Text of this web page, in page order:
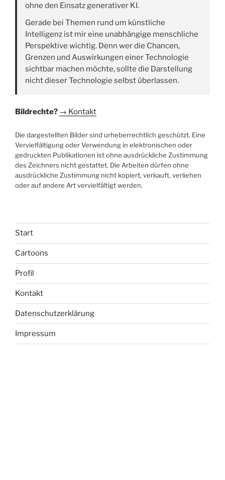
ohne den Einsatz generativer KI.
Gerade bei Themen rund um künstliche
Intelligenz ist mir eine unabhängige menschliche
Perspektive wichtig. Denn wer die Chancen,
Grenzen und Auswirkungen einer Technologie
sichtbar machen möchte, sollte die Darstellung
nicht dieser Technologie selbst überlassen.
Bildrechte? → Kontakt
Die dargestellten Bilder sind urheberrechtlich geschützt. Eine
Vervielfältigung oder Verwendung in elektronischen oder
gedruckten Publikationen ist ohne ausdrückliche Zustimmung
des Zeichners nicht gestattet. Die Arbeiten dürfen ohne
ausdrückliche Zustimmung nicht kopiert, verkauft, verliehen
oder auf andere Art vervielfältigt werden.
Start
Cartoons
Profil
Kontakt
Datenschutzerklärung
Impressum